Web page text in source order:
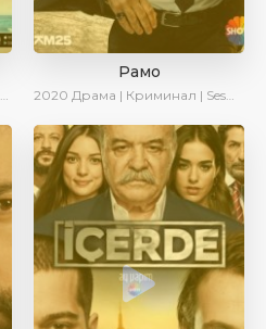
Рамо
2020 Драма | Криминал | SesDizi | Ирина Котова